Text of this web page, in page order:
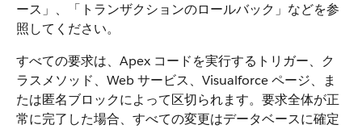
ース」、「トランザクションのロールバック」などを参
照してください。
すべての要求は、Apex コードを実行するトリガー、ク
ラスメソッド、Web サービス、Visualforce ページ、ま
たは匿名ブロックによって区切られます。要求全体が正
常に完了した場合、すべての変更はデータベースに確定